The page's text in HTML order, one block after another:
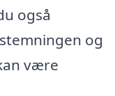
også
og
være